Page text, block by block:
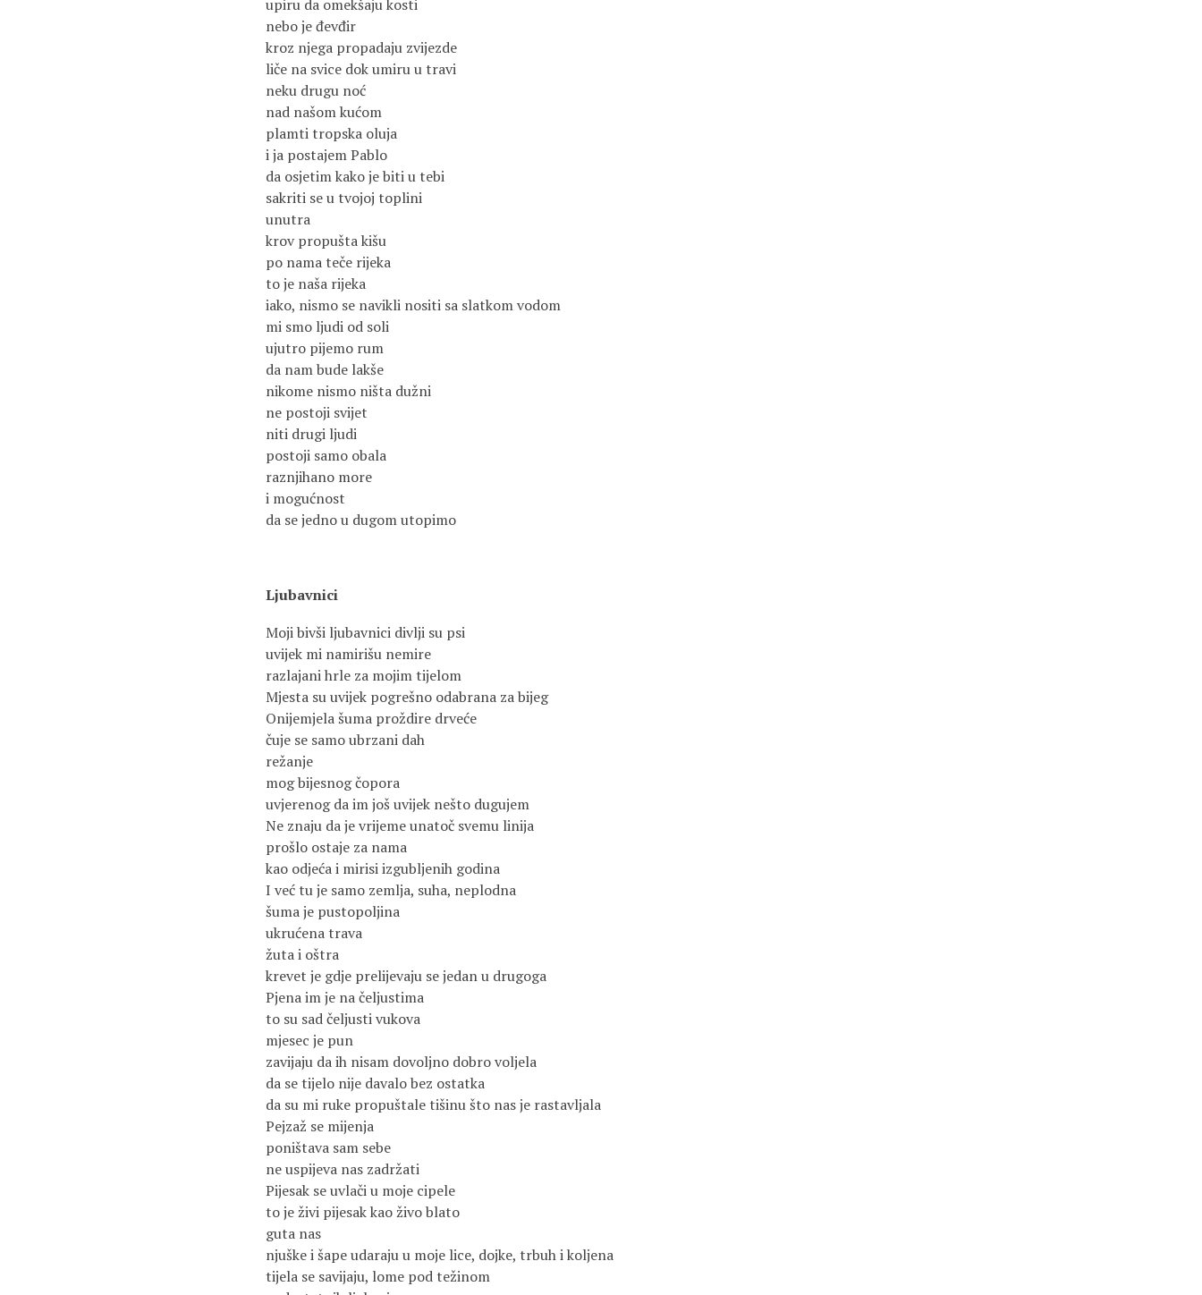
upiru da omekšaju kosti
nebo je đevđir
kroz njega propadaju zvijezde
liče na svice dok umiru u travi
neku drugu noć
nad našom kućom
plamti tropska oluja
i ja postajem Pablo
da osjetim kako je biti u tebi
sakriti se u tvojoj toplini
unutra
krov propušta kišu
po nama teče rijeka
to je naša rijeka
iako, nismo se navikli nositi sa slatkom vodom
mi smo ljudi od soli
ujutro pijemo rum
da nam bude lakše
nikome nismo ništa dužni
ne postoji svijet
niti drugi ljudi
postoji samo obala
raznjihano more
i mogućnost
da se jedno u dugom utopimo
Ljubavnici
Moji bivši ljubavnici divlji su psi
uvijek mi namirišu nemire
razlajani hrle za mojim tijelom
Mjesta su uvijek pogrešno odabrana za bijeg
Onijemjela šuma proždire drveće
čuje se samo ubrzani dah
režanje
mog bijesnog čopora
uvjerenog da im još uvijek nešto dugujem
Ne znaju da je vrijeme unatoč svemu linija
prošlo ostaje za nama
kao odjeća i mirisi izgubljenih godina
I već tu je samo zemlja, suha, neplodna
šuma je pustopoljina
ukrućena trava
žuta i oštra
krevet je gdje prelijevaju se jedan u drugoga
Pjena im je na čeljustima
to su sad čeljusti vukova
mjesec je pun
zavijaju da ih nisam dovoljno dobro voljela
da se tijelo nije davalo bez ostatka
da su mi ruke propuštale tišinu što nas je rastavljala
Pejzaž se mijenja
poništava sam sebe
ne uspijeva nas zadržati
Pijesak se uvlači u moje cipele
to je živi pijesak kao živo blato
guta nas
njuške i šape udaraju u moje lice, dojke, trbuh i koljena
tijela se savijaju, lome pod težinom